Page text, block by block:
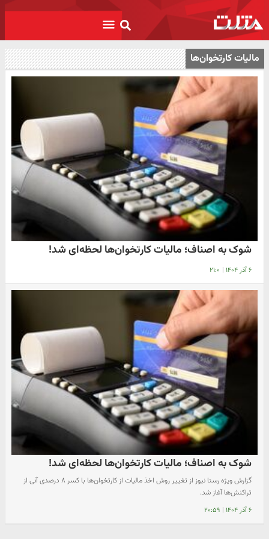
مالیات کارتخوان‌ها
شوک به اصناف؛ مالیات کارتخوان‌ها لحظه‌ای شد!
۶ آذر ۱۴۰۴ | ۲۱:۰
شوک به اصناف؛ مالیات کارتخوان‌ها لحظه‌ای شد!
گزارش ویژه رستا نیوز از تغییر روش اخذ مالیات از کارتخوان‌ها با کسر ۸ درصدی آنی از
تراکنش‌ها آغاز شد.
۶ آذر ۱۴۰۴ | ۲۰:۵۹